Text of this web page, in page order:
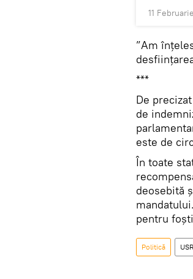
11
”Am
***
De
de
este de
În toate
deosebită
pentru
Politică USR